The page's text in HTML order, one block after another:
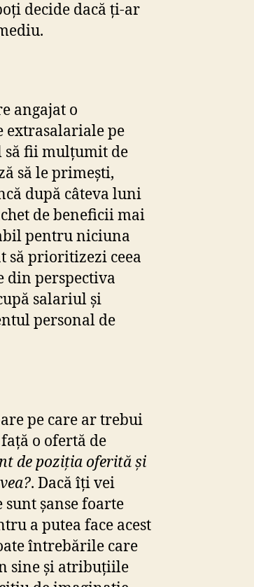
decide dacă ți-ar
angajat o
pe
să fii mulțumit de
să le primești,
după câteva luni
de beneficii mai
pentru niciuna
să prioritizezi ceea
din perspectiva
salariul și
personal de
pe care ar trebui
o ofertă de
de poziția oferită și
. Dacă îți vei
șanse foarte
a putea face acest
întrebările care
sine și atribuțiile